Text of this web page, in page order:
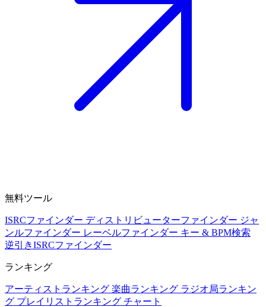
無料ツール
ISRCファインダー ディストリビューターファインダー ジャ
ンルファインダー レーベルファインダー キー & BPM検索
逆引きISRCファインダー
ランキング
アーティストランキング 楽曲ランキング ラジオ局ランキン
グ プレイリストランキング チャート